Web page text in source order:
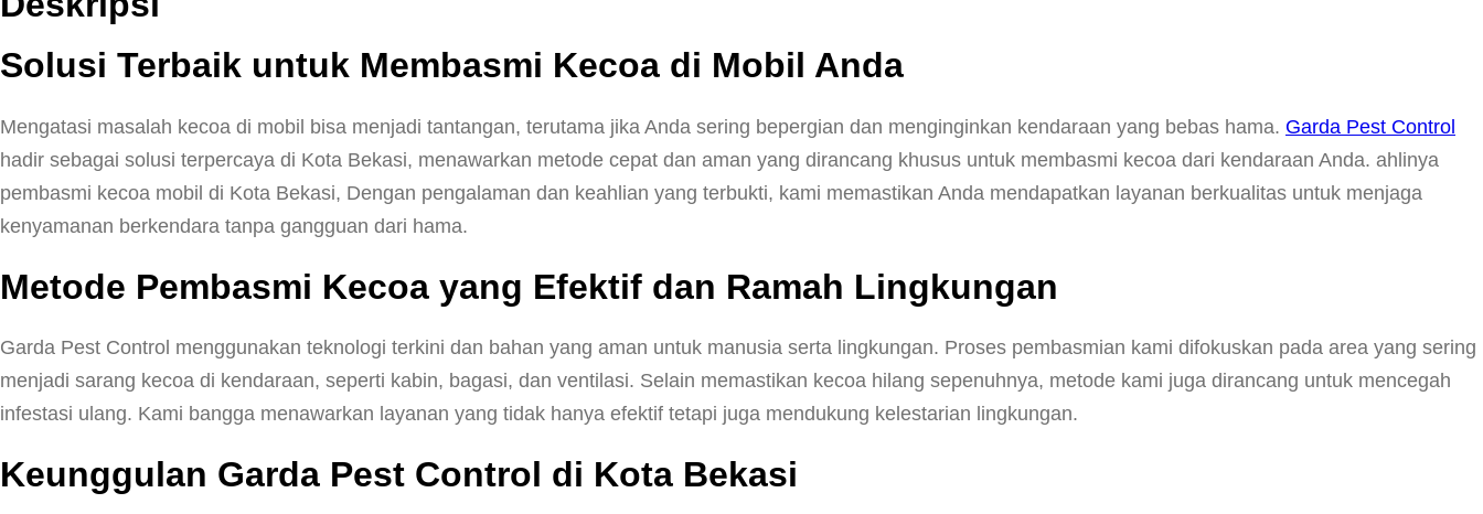
Solusi Terbaik untuk Membasmi Kecoa di Mobil Anda
Mengatasi masalah kecoa di mobil bisa menjadi tantangan, terutama jika Anda sering bepergian dan menginginkan kendaraan yang bebas hama. Garda Pest Control
hadir sebagai solusi terpercaya di Kota Bekasi, menawarkan metode cepat dan aman yang dirancang khusus untuk membasmi kecoa dari kendaraan Anda. ahlinya
pembasmi kecoa mobil di Kota Bekasi, Dengan pengalaman dan keahlian yang terbukti, kami memastikan Anda mendapatkan layanan berkualitas untuk menjaga
kenyamanan berkendara tanpa gangguan dari hama.
Metode Pembasmi Kecoa yang Efektif dan Ramah Lingkungan
Garda Pest Control menggunakan teknologi terkini dan bahan yang aman untuk manusia serta lingkungan. Proses pembasmian kami difokuskan pada area yang sering
menjadi sarang kecoa di kendaraan, seperti kabin, bagasi, dan ventilasi. Selain memastikan kecoa hilang sepenuhnya, metode kami juga dirancang untuk mencegah
infestasi ulang. Kami bangga menawarkan layanan yang tidak hanya efektif tetapi juga mendukung kelestarian lingkungan.
Keunggulan Garda Pest Control di Kota Bekasi